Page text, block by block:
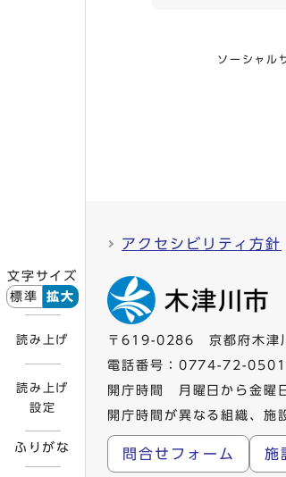
文字サイズ
標準
拡大
読み上げ
読み上げ
設定
ふりがな
ソーシャル
アクセシビリティ方針
〒619-0286 京都府木津
電話番号： 0774-72-0501
開庁時間 月曜日から金曜
開庁時間が異なる組織、施
問合せフォーム 施